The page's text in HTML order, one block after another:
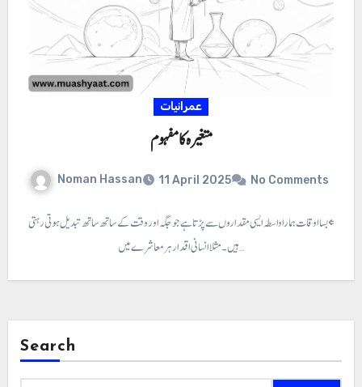
عمرانیات
متغیرہ کا مفہوم
Noman Hassan 11 April 2025 No Comments
مفہوم ⇐ بسا اوقات ہمارا واسطہ ایسی مقداروں سے پڑتا ہے جو جگہ اور وقت کے ساتھ ساتھ تبدیل ہوتی رہتی
ہیں۔ مثلا انسانی اقدار ہر معاشرے میں…
Search